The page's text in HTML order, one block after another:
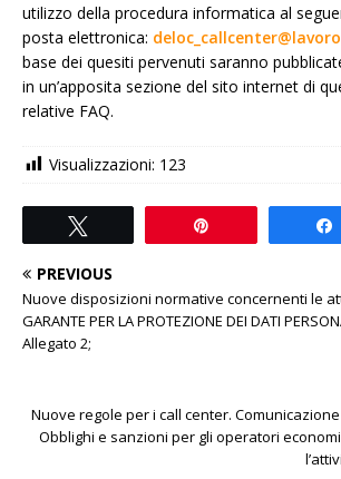
utilizzo della procedura informatica al
posta elettronica:
base dei quesiti pervenuti saranno
in un’apposita sezione del sito internet di
relative FAQ.
Visualizzazioni: 123
PREVIOUS
Nuove disposizioni normative concernenti le
GARANTE PER LA PROTEZIONE DEI DATI
Allegato 2;
Nuove regole per i call center. Comunicazione
Obblighi e sanzioni per gli operatori